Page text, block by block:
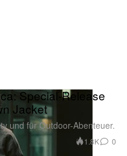
Special-Release
Jacket
und für Outdoor-Abenteuer.
1.8K 0